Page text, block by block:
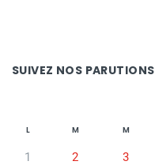
SUIVEZ NOS PARUTIONS
L M M
1 2 3